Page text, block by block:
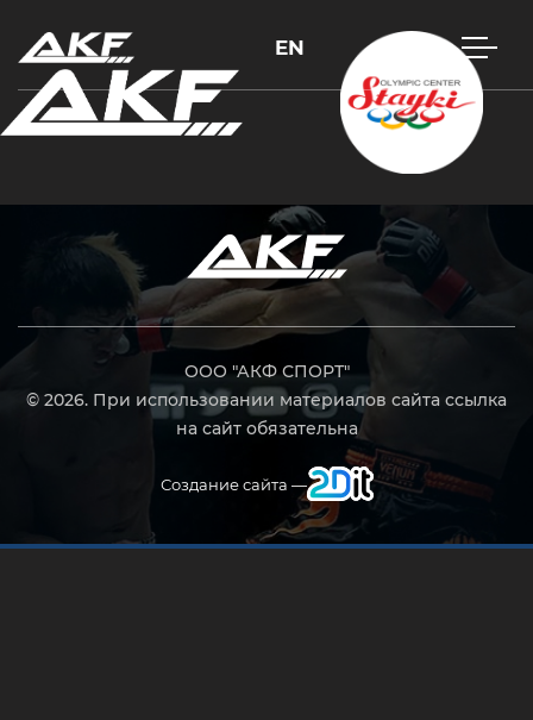
EN
ООО "АКФ СПОРТ"
© 2026. При использовании материалов сайта ссылка
на сайт обязательна
Создание сайта —
Нажмите Enter для поиска или Esc, чтобы закрыть